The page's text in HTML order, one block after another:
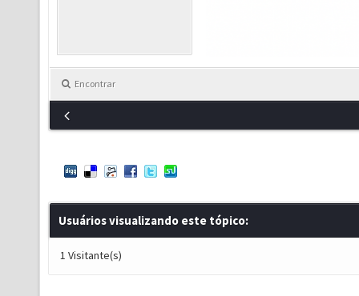
Encontrar
Usuários visualizando este tópico:
1 Visitante(s)